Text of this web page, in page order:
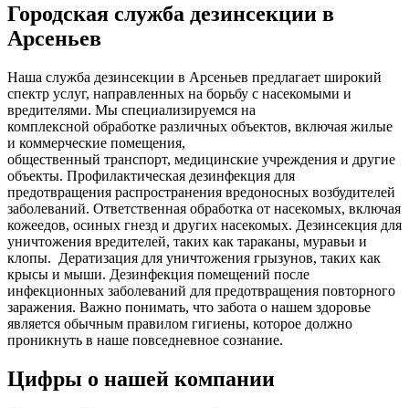
Городская служба дезинсекции в
Арсеньев
Наша служба дезинсекции в Арсеньев предлагает широкий
спектр услуг, направленных на борьбу с насекомыми и
вредителями. Мы специализируемся на
комплексной обработке различных объектов, включая жилые
и коммерческие помещения,
общественный транспорт, медицинские учреждения и другие
объекты. Профилактическая дезинфекция для
предотвращения распространения вредоносных возбудителей
заболеваний. Ответственная обработка от насекомых, включая
кожеедов, осиных гнезд и других насекомых. Дезинсекция для
уничтожения вредителей, таких как тараканы, муравьи и
клопы. Дератизация для уничтожения грызунов, таких как
крысы и мыши. Дезинфекция помещений после
инфекционных заболеваний для предотвращения повторного
заражения. Важно понимать, что забота о нашем здоровье
является обычным правилом гигиены, которое должно
проникнуть в наше повседневное сознание.
Цифры о нашей компании